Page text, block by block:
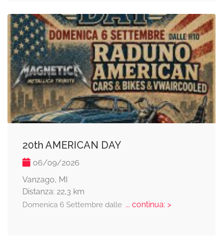
20th AMERICAN DAY
06/09/2026
Vanzago, MI
Distanza: 22,3 km
Domenica 6 Settembre dalle... continua: >